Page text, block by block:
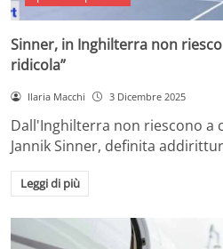
Sinner, in Inghilterra non
ridicola”
Ilaria Macchi 3 Dicembre 2025
Dall'Inghilterra non riescono a
Jannik Sinner, definita
Leggi di più